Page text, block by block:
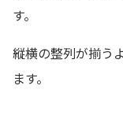
す。
縦横の整列が揃う
ます。